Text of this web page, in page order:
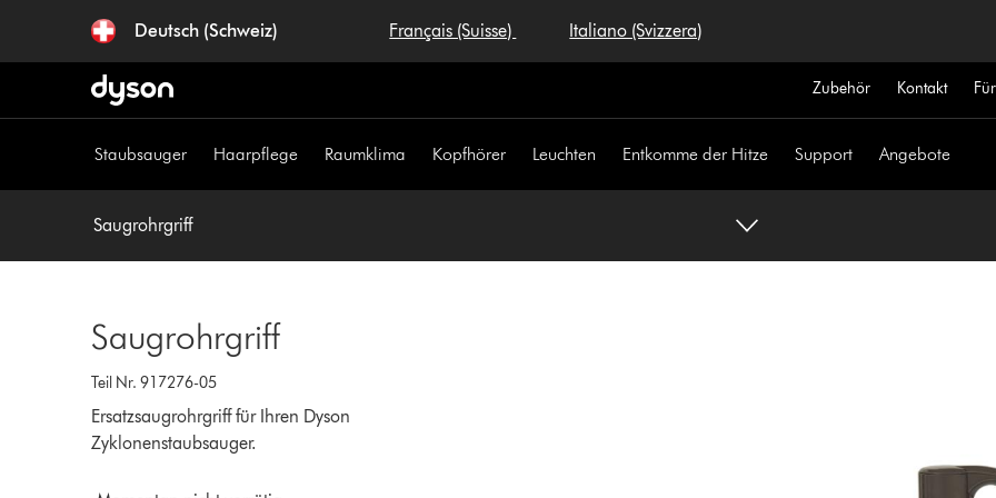
überspringen
Deutsch (Schweiz) Français (Suisse) Italiano (Svizzera)
Zubehör Kontakt
Staubsauger Haarpflege Raumklima Kopfhörer Leuchten Entkomme der Hitze Support Angebote
Saugrohrgriff
Saugrohrgriff
Teil Nr. 917276-05
Ersatzsaugrohrgriff für Ihren Dyson
Zyklonenstaubsauger.